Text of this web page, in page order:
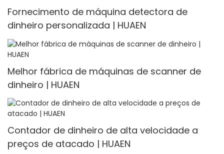
Fornecimento de máquina detectora de
dinheiro personalizada | HUAEN
Melhor fábrica de máquinas de scanner de
dinheiro | HUAEN
Contador de dinheiro de alta velocidade a
preços de atacado | HUAEN